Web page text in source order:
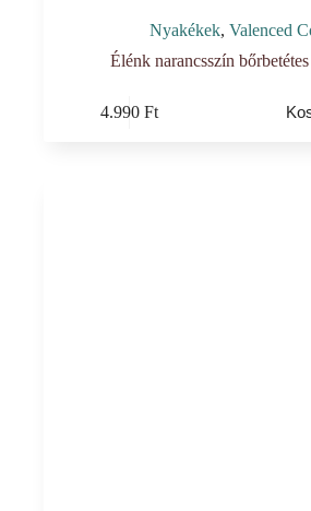
Nyakékek,Valenced
Élénk narancsszín
4.990Ft